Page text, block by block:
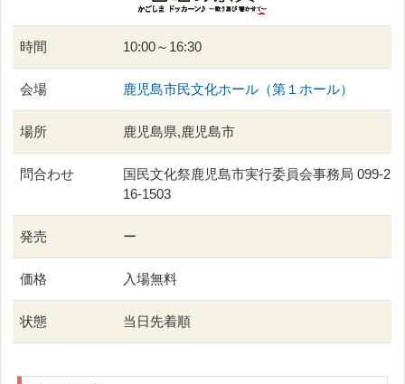
時間 10:00～16:30
会場 鹿児島市民文化ホール（第１ホール）
場所 鹿児島県,鹿児島市
問合わせ
国民文化祭鹿児島市実行委員会事務局 099-2
16-1503
発売 ー
価格 入場無料
状態 当日先着順